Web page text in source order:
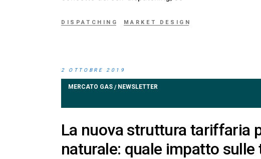
DISPATCHING MARKET DESIGN
2 OTTOBRE 2019
MERCATO GAS / NEWSLETTER
La nuova struttura tariffaria
naturale: quale impatto